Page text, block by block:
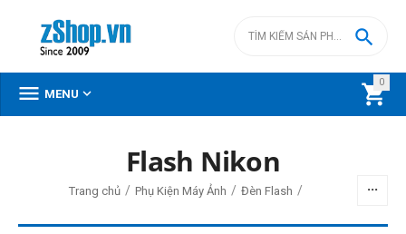
0


 MENU 
Flash Nikon
Trang chủ / Phụ Kiện Máy Ảnh / Đèn Flash /